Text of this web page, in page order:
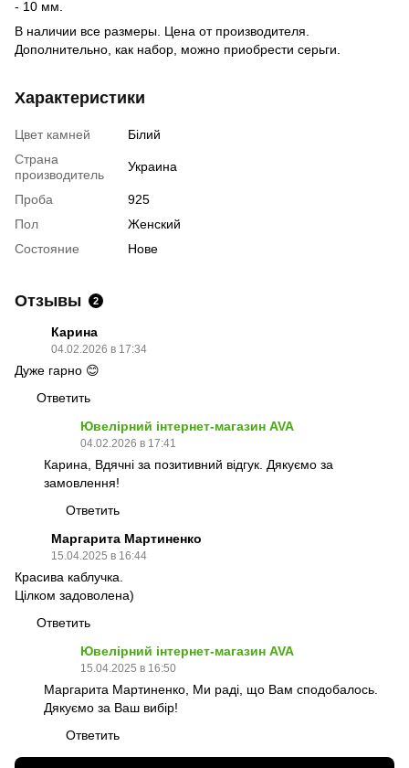
- 10 мм.
В наличии все размеры. Цена от производителя.
Дополнительно, как набор, можно приобрести серьги.
Характеристики
Цвет камней
Білий
Страна
производитель
Украина
Проба
925
Пол
Женский
Состояние
Нове
Отзывы 2
Карина
04.02.2026 в 17:34
Дуже гарно 😊
Ответить
Ювелірний інтернет-магазин AVA
04.02.2026 в 17:41
Карина, Вдячні за позитивний відгук. Дякуємо за
замовлення!
Ответить
Маргарита Мартиненко
15.04.2025 в 16:44
Красива каблучка.
Цілком задоволена)
Ответить
Ювелірний інтернет-магазин AVA
15.04.2025 в 16:50
Маргарита Мартиненко, Ми раді, що Вам сподобалось.
Дякуємо за Ваш вибір!
Ответить